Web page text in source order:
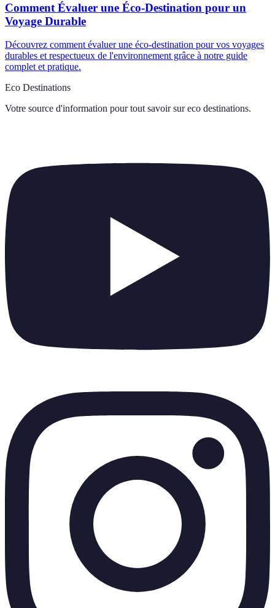
Comment Évaluer une Éco-Destination pour un
Voyage Durable
Découvrez comment évaluer une éco-destination pour vos voyages
durables et respectueux de l'environnement grâce à notre guide
complet et pratique.
Eco Destinations
Votre source d'information pour tout savoir sur eco destinations.